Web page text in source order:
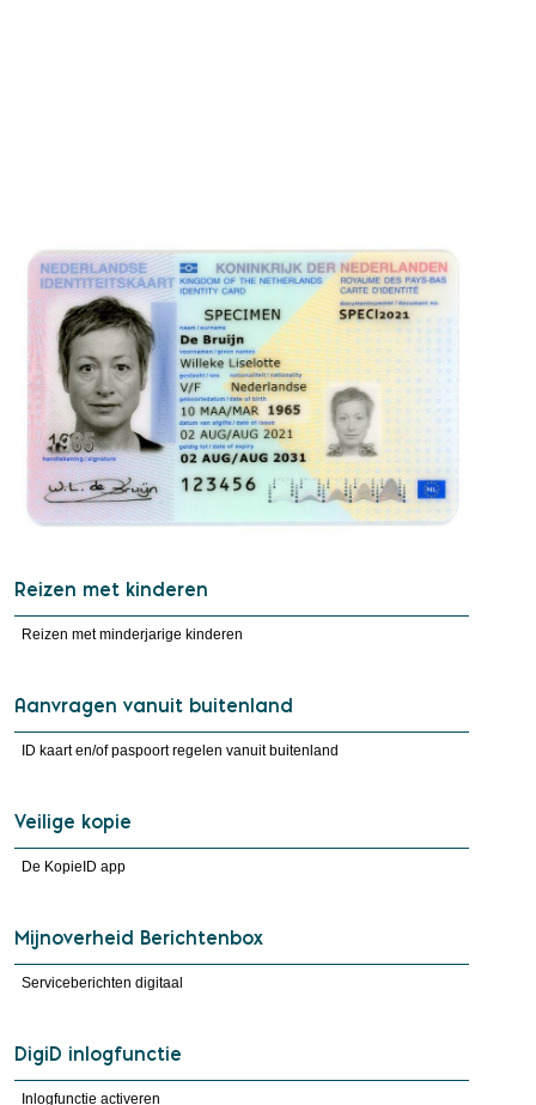
Reizen met kinderen
Reizen met minderjarige kinderen
Aanvragen vanuit buitenland
ID kaart en/of paspoort regelen vanuit buitenland
Veilige kopie
De KopieID app
Mijnoverheid Berichtenbox
Serviceberichten digitaal
DigiD inlogfunctie
Inlogfunctie activeren